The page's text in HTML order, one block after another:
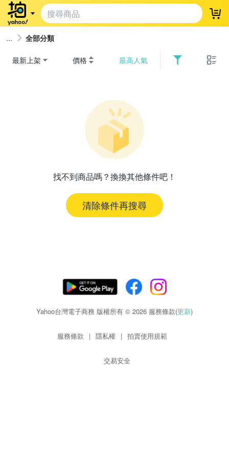
登
全部分類
最新上架 價格 最高人氣
找不到商品嗎？換換其他條件吧！
清除條件再搜尋
Yahoo台灣電子商務 版權所有 © 2026 服務條款(更新)
服務條款 | 隱私權 | 拍賣使用規範
交易安全